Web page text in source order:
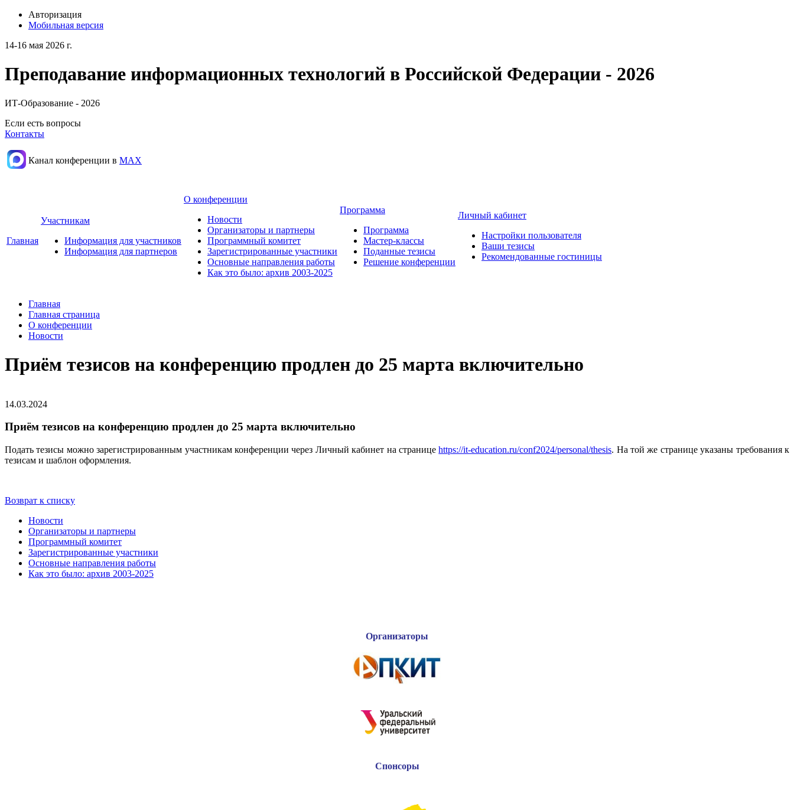
Авторизация
Мобильная версия
14-16 мая 2026 г.
Преподавание информационных технологий в Российской Федерации - 2026
ИТ-Образование - 2026
Если есть вопросы
Контакты
Канал конференции в МАХ
Главная
Участникам
Информация для участников
Информация для партнеров
О конференции
Новости
Организаторы и партнеры
Программный комитет
Зарегистрированные участники
Основные направления работы
Как это было: архив 2003-2025
Программа
Программа
Мастер-классы
Поданные тезисы
Решение конференции
Личный кабинет
Настройки пользователя
Ваши тезисы
Рекомендованные гостиницы
Главная
Главная страница
О конференции
Новости
Приём тезисов на конференцию продлен до 25 марта включительно
14.03.2024
Приём тезисов на конференцию продлен до 25 марта включительно
Подать тезисы можно зарегистрированным участникам конференции через Личный кабинет на страницеhttps://it-education.ru/conf2024/personal/thesis. На той же странице указаны требования к
тезисам и шаблон оформления.
Возврат к списку
Новости
Организаторы и партнеры
Программный комитет
Зарегистрированные участники
Основные направления работы
Как это было: архив 2003-2025
Организаторы
Спонсоры